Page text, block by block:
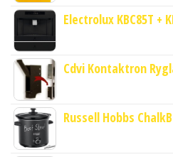
Electrolux KBC85T +
Cdvi Kontaktron
Russell Hobbs